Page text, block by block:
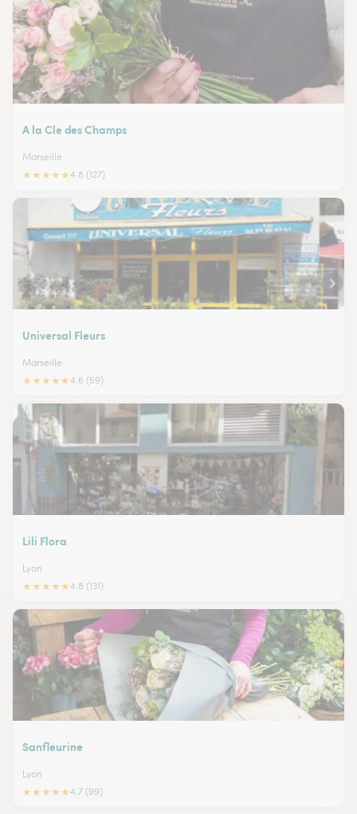
A la Cle des Champs
Marseille
★★★★★4.8 (127)
Universal Fleurs
Marseille
★★★★★4.6 (59)
Lili Flora
Lyon
★★★★★4.8 (131)
Sanfleurine
Lyon
★★★★★4.7 (99)